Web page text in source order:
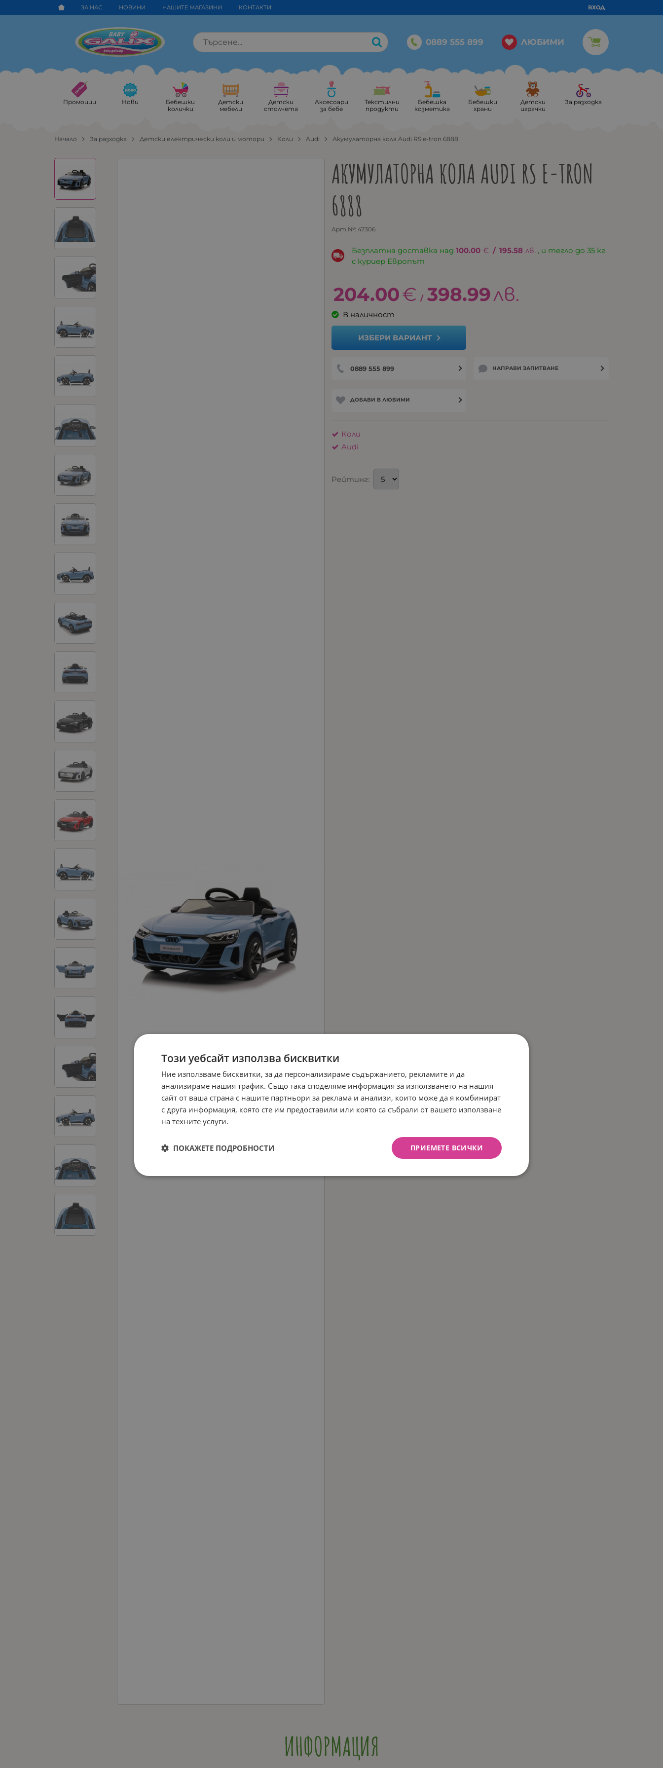
ЗА НАС НОВИНИ НАШИТЕ МАГАЗИНИ КОНТАКТИ ВХОД
0889 555 899 ЛЮБИМИ
Промоции Нови
Бебешки
колички
Детски
мебели
Детски
столчета
Аксесоари
за бебе
Текстилни
продукти
Бебешка
козметика
Бебешки
храни
Детски
играчки
За разходка
Начало За разходка Детски електрически коли и мотори Коли Audi Акумулаторна кола Audi RS e-tron 6888
АКУМУЛАТОРНА КОЛА AUDI RS E-TRON
6888
Арт.№: 47306
Безплатна доставка над100.00 € / 195.58 лв. , и тегло до 35 кг.
с куриер Европът
204.00€ / 398.99лв.
В наличност
ИЗБЕРИ ВАРИАНТ
0889 555 899 НАПРАВИ ЗАПИТВАНЕ
ДОБАВИ В ЛЮБИМИ
Коли
Audi
Рейтинг:
ИНФОРМАЦИЯ
Този уебсайт използва бисквитки
Ние използваме бисквитки, за да персонализираме съдържанието, рекламите и да
анализираме нашия трафик. Също така споделяме информация за използването на нашия
сайт от ваша страна с нашите партньори за реклама и анализи, които може да я комбинират
с друга информация, която сте им предоставили или която са събрали от вашето използване
на техните услуги.
ПРИЕМЕТЕ ВСИЧКИ
ПОКАЖЕТЕ ПОДРОБНОСТИ